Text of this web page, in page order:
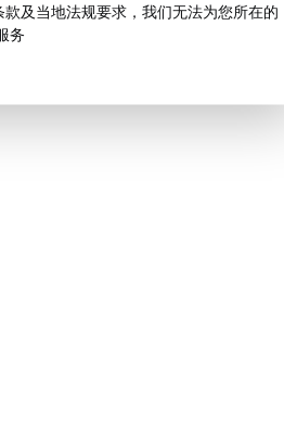
及当地法规要求，我们无法为您所在的
务